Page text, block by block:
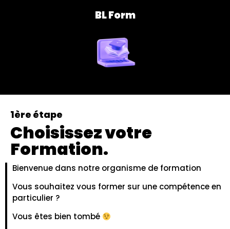
BL Form
1ère étape
Choisissez votre
Formation.
Bienvenue dans notre organisme de formation
Vous souhaitez vous former sur une compétence en
particulier ?
Vous êtes bien tombé